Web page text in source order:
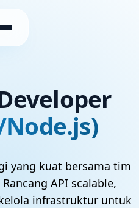
yang kuat bersama tim
API scalable,
infrastruktur untuk